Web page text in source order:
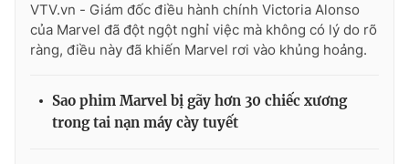
VTV.vn - Giám đốc điều hành chính Victoria Alonso
của Marvel đã đột ngột nghỉ việc mà không có lý do rõ
ràng, điều này đã khiến Marvel rơi vào khủng hoảng.
Sao phim Marvel bị gãy hơn 30 chiếc xương
trong tai nạn máy cày tuyết